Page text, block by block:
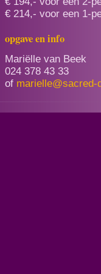
€ 214,- voor een 1-
opgave en info
Mariëlle van Beek
024 378 43 33
of marielle@sacred-